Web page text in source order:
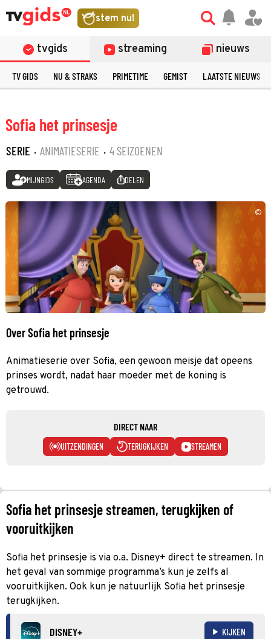
stem nu!
tvgids streaming nieuws
TV GIDS NU & STRAKS PRIMETIME GEMIST LAATSTE NIEUWS
Sofia het prinsesje
SERIE · ANIMATIESERIE · 4 SEIZOENEN
MIJNGIDS AGENDA DELEN
©
Over Sofia het prinsesje
Animatieserie over Sofia, een gewoon meisje dat opeens
prinses wordt, nadat haar moeder met de koning is
getrouwd.
DIRECT NAAR
UITZENDINGEN TERUGKIJKEN STREAMEN
Sofia het prinsesje streamen, terugkijken of
vooruitkijken
Sofia het prinsesje is via o.a. Disney+ direct te streamen. In
het geval van sommige programma’s kun je zelfs al
vooruitkijken. Ook kun je natuurlijk Sofia het prinsesje
terugkijken.
DISNEY+ KIJKEN